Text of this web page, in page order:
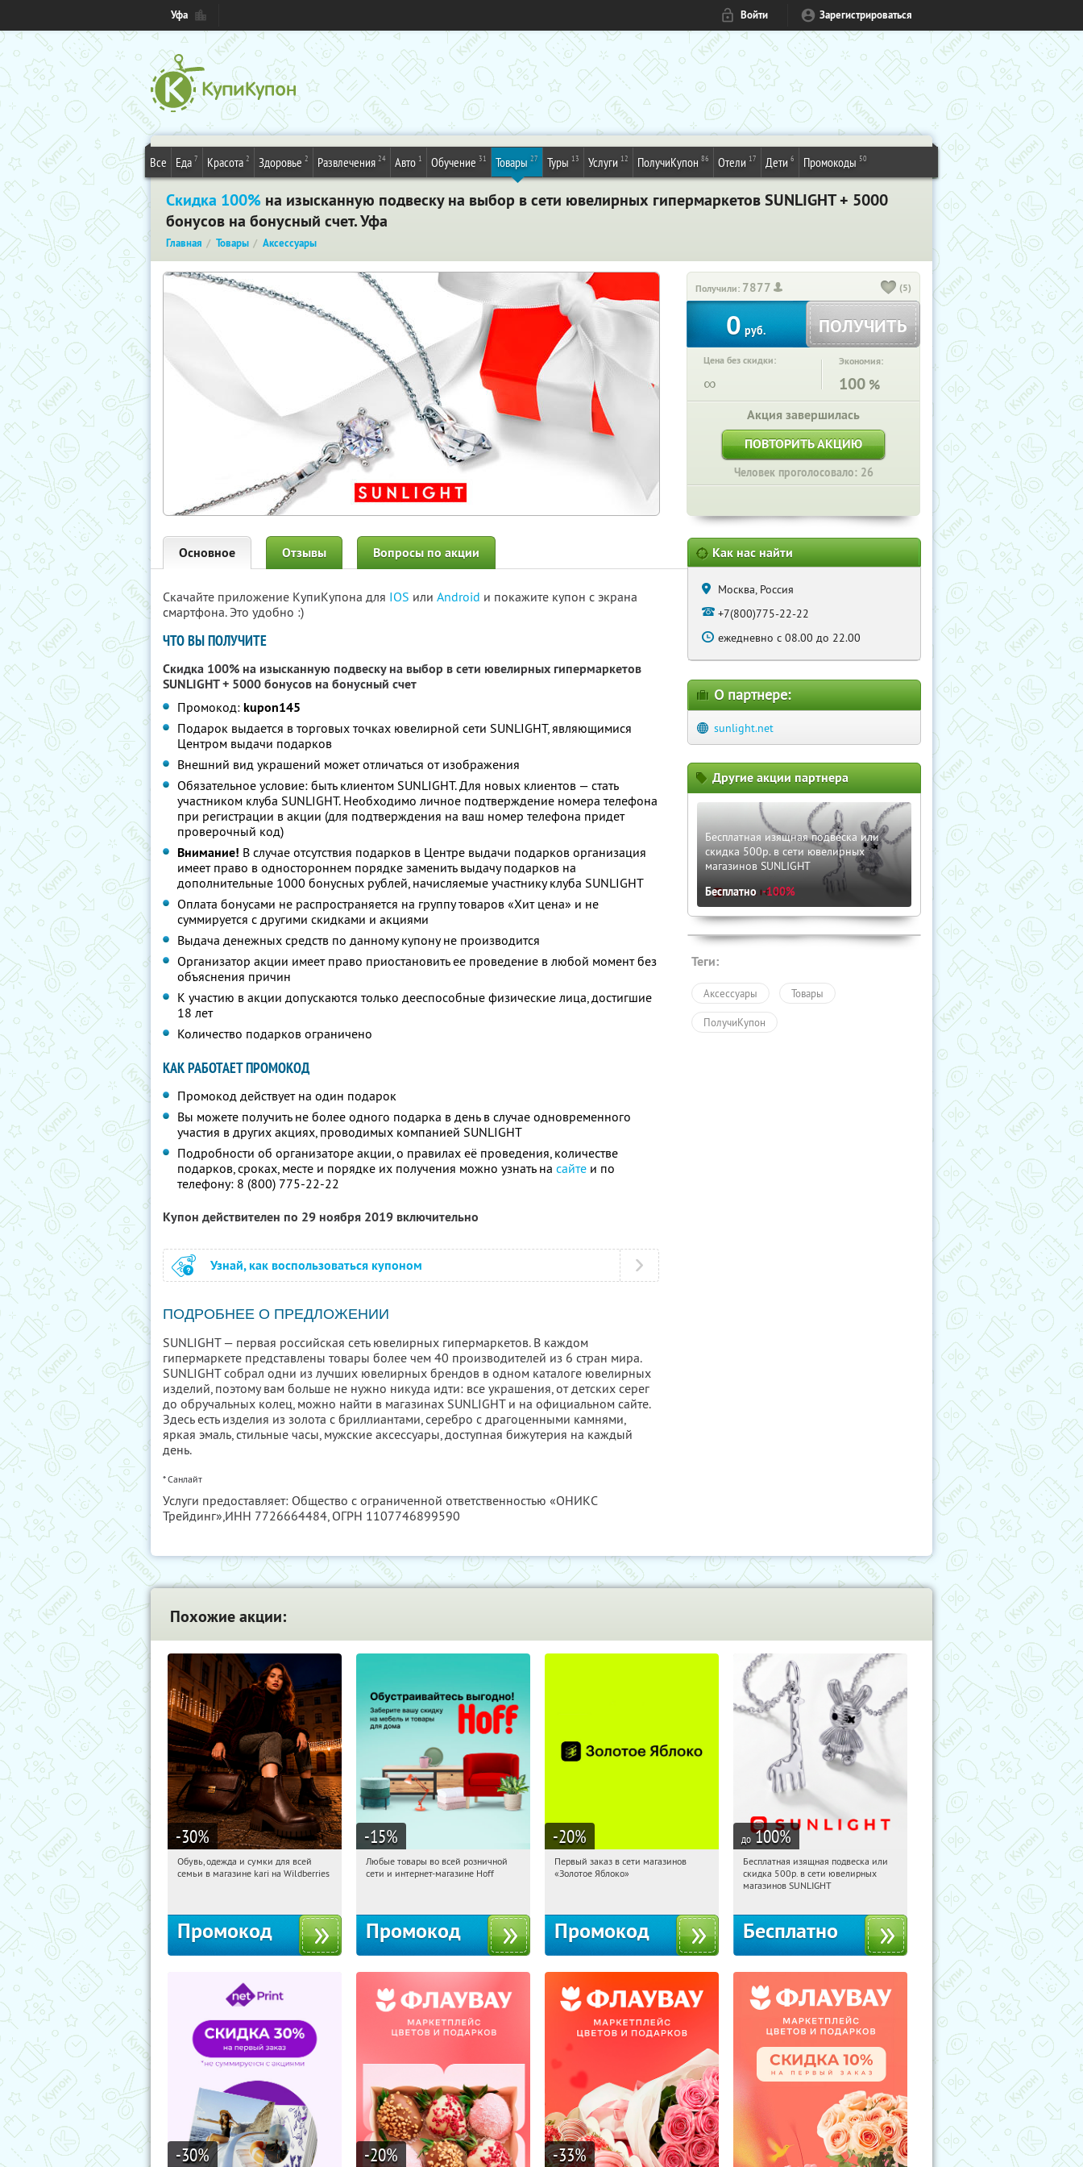
Уфа Войти Зарегистрироваться
Все Еда 7 Красота 2 Здоровье 2 Развлечения 24 Авто 1 Обучение 31 Товары 27 Туры 13 Услуги 12 ПолучиКупон 86 Отели 17 Дети 6 Промокоды 50
Скидка 100% на изысканную подвеску на выбор в сети ювелирных гипермаркетов SUNLIGHT + 5000
бонусов на бонусный счет. Уфа
Главная Товары Аксессуары
Получили: 7877 (5)
0 руб. ПОЛУЧИТЬ
Цена без скидки:
∞
Экономия:
100 %
Акция завершилась
ПОВТОРИТЬ АКЦИЮ
Человек проголосовало: 26
Основное Отзывы Вопросы по акции
Скачайте приложение КупиКупона для IOS или Android и покажите купон с экрана
смартфона. Это удобно :)
ЧТО ВЫ ПОЛУЧИТЕ
Скидка 100% на изысканную подвеску на выбор в сети ювелирных гипермаркетов
SUNLIGHT + 5000 бонусов на бонусный счет
Промокод: kupon145
Подарок выдается в торговых точках ювелирной сети SUNLIGHT, являющимися
Центром выдачи подарков
Внешний вид украшений может отличаться от изображения
Обязательное условие: быть клиентом SUNLIGHT. Для новых клиентов — стать
участником клуба SUNLIGHT. Необходимо личное подтверждение номера телефона
при регистрации в акции (для подтверждения на ваш номер телефона придет
проверочный код)
Внимание! В случае отсутствия подарков в Центре выдачи подарков организация
имеет право в одностороннем порядке заменить выдачу подарков на
дополнительные 1000 бонусных рублей, начисляемые участнику клуба SUNLIGHT
Оплата бонусами не распространяется на группу товаров «Хит цена» и не
суммируется с другими скидками и акциями
Выдача денежных средств по данному купону не производится
Организатор акции имеет право приостановить ее проведение в любой момент без
объяснения причин
К участию в акции допускаются только дееспособные физические лица, достигшие
18 лет
Количество подарков ограничено
КАК РАБОТАЕТ ПРОМОКОД
Промокод действует на один подарок
Вы можете получить не более одного подарка в день в случае одновременного
участия в других акциях, проводимых компанией SUNLIGHT
Подробности об организаторе акции, о правилах её проведения, количестве
подарков, сроках, месте и порядке их получения можно узнать на сайте и по
телефону: 8 (800) 775-22-22
Купон действителен по 29 ноября 2019 включительно
Узнай, как воспользоваться купоном
ПОДРОБНЕЕ О ПРЕДЛОЖЕНИИ
SUNLIGHT — первая российская сеть ювелирных гипермаркетов. В каждом
гипермаркете представлены товары более чем 40 производителей из 6 стран мира.
SUNLIGHT собрал одни из лучших ювелирных брендов в одном каталоге ювелирных
изделий, поэтому вам больше не нужно никуда идти: все украшения, от детских серег
до обручальных колец, можно найти в магазинах SUNLIGHT и на официальном сайте.
Здесь есть изделия из золота с бриллиантами, серебро с драгоценными камнями,
яркая эмаль, стильные часы, мужские аксессуары, доступная бижутерия на каждый
день.
* Санлайт
Услуги предоставляет: Общество с ограниченной ответственностью «ОНИКС
Трейдинг»,ИНН 7726664484, ОГРН 1107746899590
Как нас найти
Москва, Россия
+7(800)775-22-22
ежедневно с 08.00 до 22.00
О партнере:
sunlight.net
Другие акции партнера
Бесплатная изящная подвеска или
скидка 500р. в сети ювелирных
магазинов SUNLIGHT
Бесплатно -100%
Теги:
Аксессуары Товары
ПолучиКупон
Похожие акции:
-30%
13:20:07 Получили:
Обувь, одежда и сумки для всей
семьи в магазине kari на Wildberries
Промокод
-15%
13:20:07 Получили:
Любые товары во всей розничной
сети и интернет-магазине Hoff
Промокод
-20%
13:20:07
Получи первым!
Первый заказ в сети магазинов
«Золотое Яблоко»
Промокод
до 100%
13:20:07 Получили:
Россия
Бесплатная изящная подвеска или
скидка 500р. в сети ювелирных
магазинов SUNLIGHT
Бесплатно
-30% -20% -33%